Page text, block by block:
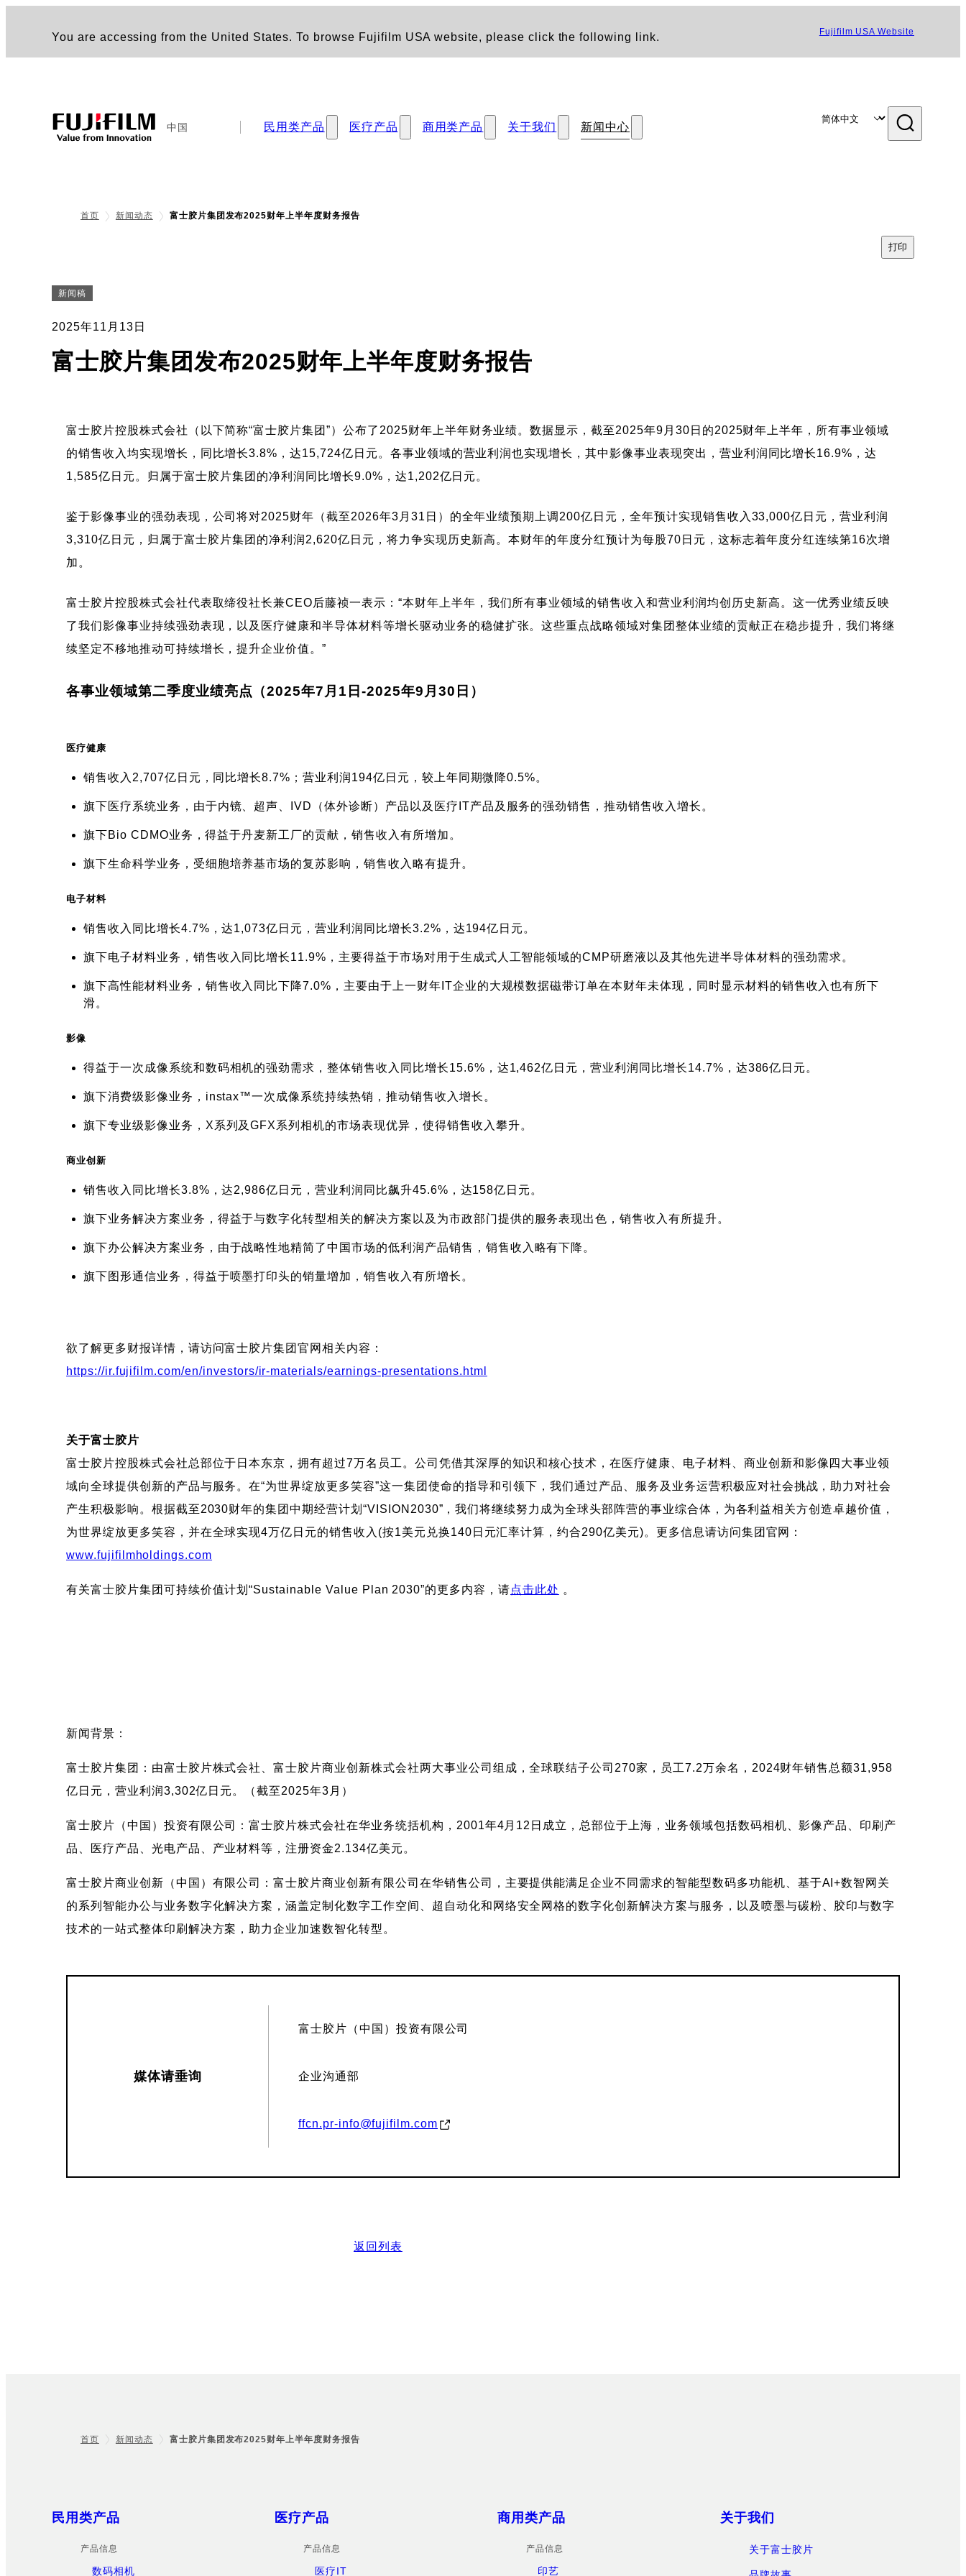
You are accessing from the United States. To browse Fujifilm USA website, please click the following link. Fujifilm USA Website
中国 民用类产品 医疗产品 商用类产品 关于我们 新闻中心
首页 新闻动态 富士胶片集团发布2025财年上半年度财务报告
打印
新闻稿
2025年11月13日
富士胶片集团发布2025财年上半年度财务报告
富士胶片控股株式会社（以下简称“富士胶片集团”）公布了2025财年上半年财务业绩。数据显示，截至2025年9月30日的2025财年上半年，所有事业领域
的销售收入均实现增长，同比增长3.8%，达15,724亿日元。各事业领域的营业利润也实现增长，其中影像事业表现突出，营业利润同比增长16.9%，达
1,585亿日元。归属于富士胶片集团的净利润同比增长9.0%，达1,202亿日元。
鉴于影像事业的强劲表现，公司将对2025财年（截至2026年3月31日）的全年业绩预期上调200亿日元，全年预计实现销售收入33,000亿日元，营业利润
3,310亿日元，归属于富士胶片集团的净利润2,620亿日元，将力争实现历史新高。本财年的年度分红预计为每股70日元，这标志着年度分红连续第16次增
加。
富士胶片控股株式会社代表取缔役社长兼CEO后藤祯一表示：“本财年上半年，我们所有事业领域的销售收入和营业利润均创历史新高。这一优秀业绩反映
了我们影像事业持续强劲表现，以及医疗健康和半导体材料等增长驱动业务的稳健扩张。这些重点战略领域对集团整体业绩的贡献正在稳步提升，我们将继
续坚定不移地推动可持续增长，提升企业价值。”
各事业领域第二季度业绩亮点（2025年7月1日-2025年9月30日）
医疗健康
销售收入2,707亿日元，同比增长8.7%；营业利润194亿日元，较上年同期微降0.5%。
旗下医疗系统业务，由于内镜、超声、IVD（体外诊断）产品以及医疗IT产品及服务的强劲销售，推动销售收入增长。
旗下Bio CDMO业务，得益于丹麦新工厂的贡献，销售收入有所增加。
旗下生命科学业务，受细胞培养基市场的复苏影响，销售收入略有提升。
电子材料
销售收入同比增长4.7%，达1,073亿日元，营业利润同比增长3.2%，达194亿日元。
旗下电子材料业务，销售收入同比增长11.9%，主要得益于市场对用于生成式人工智能领域的CMP研磨液以及其他先进半导体材料的强劲需求。
旗下高性能材料业务，销售收入同比下降7.0%，主要由于上一财年IT企业的大规模数据磁带订单在本财年未体现，同时显示材料的销售收入也有所下
滑。
影像
得益于一次成像系统和数码相机的强劲需求，整体销售收入同比增长15.6%，达1,462亿日元，营业利润同比增长14.7%，达386亿日元。
旗下消费级影像业务，instax™一次成像系统持续热销，推动销售收入增长。
旗下专业级影像业务，X系列及GFX系列相机的市场表现优异，使得销售收入攀升。
商业创新
销售收入同比增长3.8%，达2,986亿日元，营业利润同比飙升45.6%，达158亿日元。
旗下业务解决方案业务，得益于与数字化转型相关的解决方案以及为市政部门提供的服务表现出色，销售收入有所提升。
旗下办公解决方案业务，由于战略性地精简了中国市场的低利润产品销售，销售收入略有下降。
旗下图形通信业务，得益于喷墨打印头的销量增加，销售收入有所增长。
欲了解更多财报详情，请访问富士胶片集团官网相关内容：
https://ir.fujifilm.com/en/investors/ir-materials/earnings-presentations.html
关于富士胶片
富士胶片控股株式会社总部位于日本东京，拥有超过7万名员工。公司凭借其深厚的知识和核心技术，在医疗健康、电子材料、商业创新和影像四大事业领
域向全球提供创新的产品与服务。在“为世界绽放更多笑容”这一集团使命的指导和引领下，我们通过产品、服务及业务运营积极应对社会挑战，助力对社会
产生积极影响。根据截至2030财年的集团中期经营计划“VISION2030”，我们将继续努力成为全球头部阵营的事业综合体，为各利益相关方创造卓越价值，
为世界绽放更多笑容，并在全球实现4万亿日元的销售收入(按1美元兑换140日元汇率计算，约合290亿美元)。更多信息请访问集团官网：
www.fujifilmholdings.com
有关富士胶片集团可持续价值计划“Sustainable Value Plan 2030”的更多内容，请点击此处 。
新闻背景：
富士胶片集团：由富士胶片株式会社、富士胶片商业创新株式会社两大事业公司组成，全球联结子公司270家，员工7.2万余名，2024财年销售总额31,958
亿日元，营业利润3,302亿日元。（截至2025年3月）
富士胶片（中国）投资有限公司：富士胶片株式会社在华业务统括机构，2001年4月12日成立，总部位于上海，业务领域包括数码相机、影像产品、印刷产
品、医疗产品、光电产品、产业材料等，注册资金2.134亿美元。
富士胶片商业创新（中国）有限公司：富士胶片商业创新有限公司在华销售公司，主要提供能满足企业不同需求的智能型数码多功能机、基于AI+数智网关
的系列智能办公与业务数字化解决方案，涵盖定制化数字工作空间、超自动化和网络安全网格的数字化创新解决方案与服务，以及喷墨与碳粉、胶印与数字
技术的一站式整体印刷解决方案，助力企业加速数智化转型。
媒体请垂询
富士胶片（中国）投资有限公司
企业沟通部
ffcn.pr-info@fujifilm.com
返回列表
首页 新闻动态 富士胶片集团发布2025财年上半年度财务报告
Sitemap
民用类产品
产品信息
数码相机
医疗产品
产品信息
医疗IT
商用类产品
产品信息
印艺
关于我们
关于富士胶片